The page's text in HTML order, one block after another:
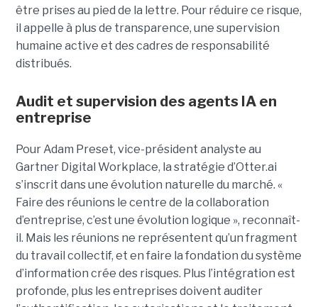
être prises au pied de la lettre. Pour réduire ce risque,
il appelle à plus de transparence, une supervision
humaine active et des cadres de responsabilité
distribués.
Audit et supervision des agents IA en
entreprise
Pour Adam Preset, vice-président analyste au
Gartner Digital Workplace, la stratégie d’Otter.ai
s’inscrit dans une évolution naturelle du marché. «
Faire des réunions le centre de la collaboration
d’entreprise, c’est une évolution logique », reconnaît-
il. Mais les réunions ne représentent qu’un fragment
du travail collectif, et en faire la fondation du système
d’information crée des risques. Plus l’intégration est
profonde, plus les entreprises doivent auditer